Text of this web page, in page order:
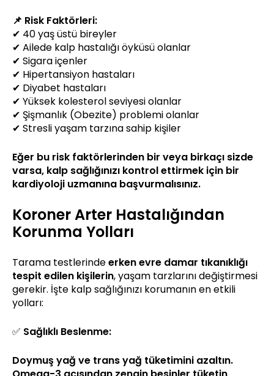
📌 Risk Faktörleri:
✔ 40 yaş üstü bireyler
✔ Ailede kalp hastalığı öyküsü olanlar
✔ Sigara içenler
✔ Hipertansiyon hastaları
✔ Diyabet hastaları
✔ Yüksek kolesterol seviyesi olanlar
✔ Şişmanlık (Obezite) problemi olanlar
✔ Stresli yaşam tarzına sahip kişiler
Eğer bu risk faktörlerinden bir veya birkaçı sizde
varsa, kalp sağlığınızı kontrol ettirmek için bir
kardiyoloji uzmanına başvurmalısınız.
Koroner Arter Hastalığından
Korunma Yolları
Tarama testlerindeerken evre damar tıkanıklığı
tespit edilen kişilerin, yaşam tarzlarını değiştirmesi
gerekir. İşte kalp sağlığınızı korumanın en etkili
yolları:
✅ Sağlıklı Beslenme:
Doymuş yağ ve trans yağ tüketimini azaltın.